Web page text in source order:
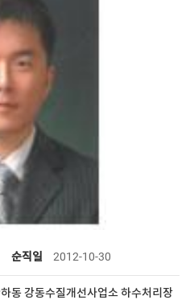
순직일 2012-10-30
동 강동수질개선사업소 하수처리장